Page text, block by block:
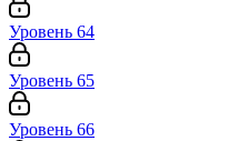
Уровень 64
Уровень 65
Уровень 66